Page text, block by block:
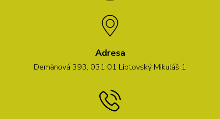
Adresa
Demänová 393, 031 01 Liptovský Mikuláš 1